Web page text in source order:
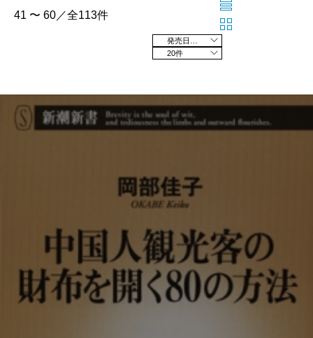
41 〜 60／全113件
20件